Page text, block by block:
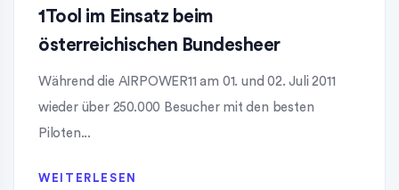
1Tool im Einsatz beim
österreichischen Bundesheer
Während die AIRPOWER11 am 01. und 02. Juli 2011
wieder über 250.000 Besucher mit den besten
Piloten...
WEITERLESEN